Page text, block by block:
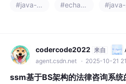
SpringBoot+Vue/JSP+MySQL，开发
codercode2022 来自
agent.csdn.net · 2025-10-21
ssm基于BS架构的法律咨询系统